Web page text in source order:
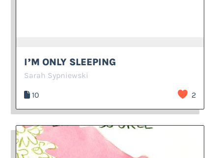
I’M ONLY SLEEPING
Sarah Sypniewski
10 2